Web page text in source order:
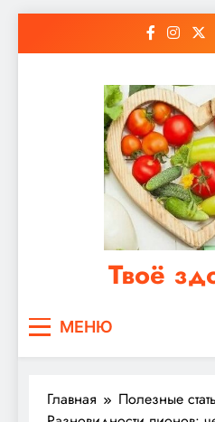
Твоё
мужском
МЕНЮ
Главная
Полезные